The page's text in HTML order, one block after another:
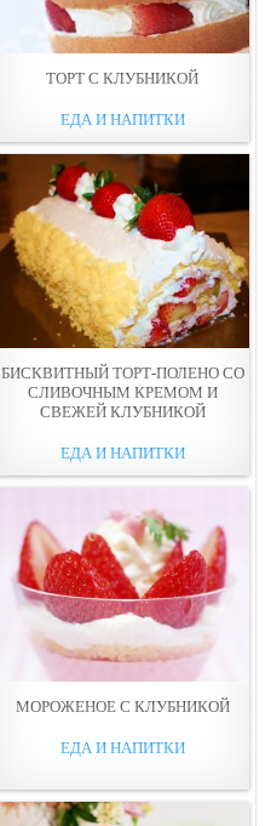
ТОРТ С КЛУБНИКОЙ
ЕДА И НАПИТКИ
БИСКВИТНЫЙ ТОРТ-ПОЛЕНО СО
СЛИВОЧНЫМ КРЕМОМ И
СВЕЖЕЙ КЛУБНИКОЙ
ЕДА И НАПИТКИ
МОРОЖЕНОЕ С КЛУБНИКОЙ
ЕДА И НАПИТКИ